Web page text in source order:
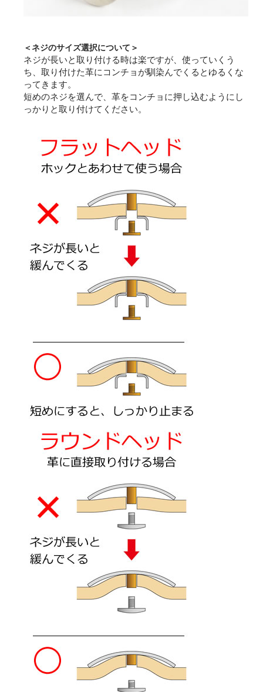
＜ネジのサイズ選択について＞
ネジが長いと取り付ける時は楽ですが、使っていくう
ち、取り付けた革にコンチョが馴染んでくるとゆるくな
ってきます。
短めのネジを選んで、革をコンチョに押し込むようにし
っかりと取り付けてください。